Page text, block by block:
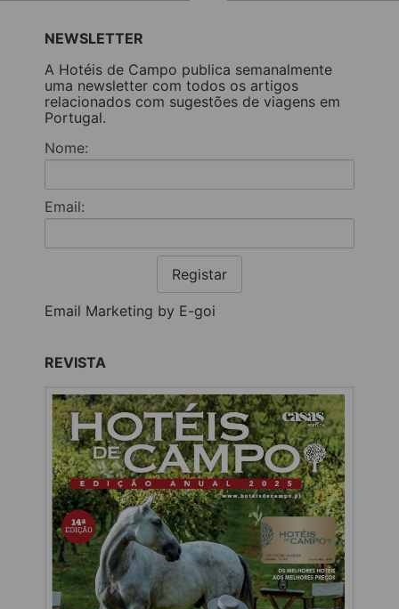
NEWSLETTER
A Hotéis de Campo publica semanalmente
uma newsletter com todos os artigos
relacionados com sugestões de viagens em
Portugal.
Nome:
Email:
Registar
Email Marketing by E-goi
REVISTA